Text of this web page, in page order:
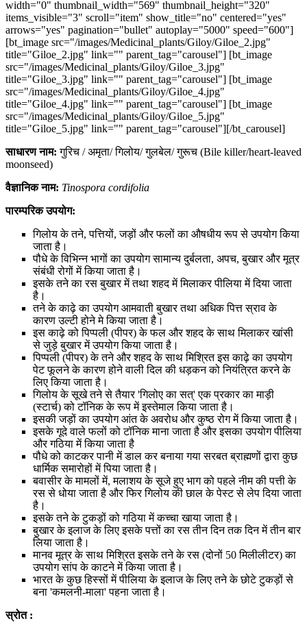
width="0" thumbnail_width="569" thumbnail_height="320"
items_visible="3" scroll="item" show_title="no" centered="yes"
arrows="yes" pagination="bullet" autoplay="5000" speed="600"]
[bt_image src="/images/Medicinal_plants/Giloy/Giloe_2.jpg"
title="Giloe_2.jpg" link="" parent_tag="carousel"] [bt_image
src="/images/Medicinal_plants/Giloy/Giloe_3.jpg"
title="Giloe_3.jpg" link="" parent_tag="carousel"] [bt_image
src="/images/Medicinal_plants/Giloy/Giloe_4.jpg"
title="Giloe_4.jpg" link="" parent_tag="carousel"] [bt_image
src="/images/Medicinal_plants/Giloy/Giloe_5.jpg"
title="Giloe_5.jpg" link="" parent_tag="carousel"][/bt_carousel]
साधारण नाम: गुरिच / अमृता/ गिलोय/ गुलबेल/ गुरूच (Bile killer/heart-leaved
moonseed)
वैज्ञानिक नाम: Tinospora cordifolia
पारम्परिक उपयोग:
गिलोय के तने, पत्तियों, जड़ों और फलों का औषधीय रूप से उपयोग किया
जाता है।
पौधे के विभिन्न भागों का उपयोग सामान्य दुर्बलता, अपच, बुखार और मूत्र
संबंधी रोगों में किया जाता है।
इसके तने का रस बुखार में तथा शहद में मिलाकर पीलिया में दिया जाता
है।
तने के काढ़े का उपयोग आमवाती बुखार तथा अधिक पित्त स्राव के
कारण उल्टी होने मे किया जाता है।
इस काढ़े को पिप्पली (पीपर) के फल और शहद के साथ मिलाकर खांसी
से जुड़े बुखार में उपयोग किया जाता है।
पिप्पली (पीपर) के तने और शहद के साथ मिश्रित इस काढ़े का उपयोग
पेट फूलने के कारण होने वाली दिल की धड़कन को नियंत्रित करने के
लिए किया जाता है।
गिलोय के सूखे तने से तैयार 'गिलोए का सत्' एक प्रकार का माड़ी
(स्टार्च) को टॉनिक के रूप में इस्तेमाल किया जाता है।
इसकी जड़ों का उपयोग आंत के अवरोध और कुष्ठ रोग में किया जाता है।
इसके गूदे वाले फलों को टॉनिक माना जाता है और इसका उपयोग पीलिया
और गठिया में किया जाता है
पौधे को काटकर पानी में डाल कर बनाया गया सरबत ब्राह्मणों द्वारा कुछ
धार्मिक समारोहों में पिया जाता है।
बवासीर के मामलों में, मलाशय के सूजे हुए भाग को पहले नीम की पत्ती के
रस से धोया जाता है और फिर गिलोय की छाल के पेस्ट से लेप दिया जाता
है।
इसके तने के टुकड़ों को गठिया में कच्चा खाया जाता है।
बुखार के इलाज के लिए इसके पत्तों का रस तीन दिन तक दिन में तीन बार
लिया जाता है।
मानव मूत्र के साथ मिश्रित इसके तने के रस (दोनों 50 मिलीलीटर) का
उपयोग सांप के काटने में किया जाता है।
भारत के कुछ हिस्सों में पीलिया के इलाज के लिए तने के छोटे टुकड़ों से
बना 'कमलनी-माला' पहना जाता है।
स्रोत :